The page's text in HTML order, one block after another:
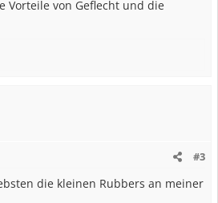
Vorteile von Geflecht und die
#3
die kleinen Rubbers an meiner